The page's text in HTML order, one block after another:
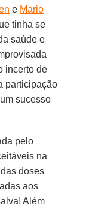
e Mario
tinha se
saúde e
incerto de
participação
sucesso
pelo
na
doses
aos
Além